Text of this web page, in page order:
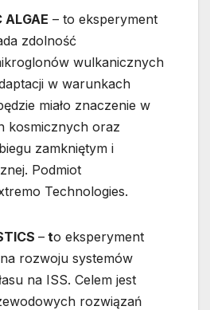
ALGAE – to eksperyment
zdolność
wulkanicznych
w warunkach
miało znaczenie w
kosmicznych oraz
zamkniętym i
Podmiot
Technologies.
– to eksperyment
rozwoju systemów
na ISS. Celem jest
rozwiązań